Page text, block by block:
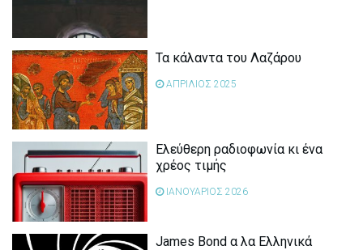
Τα κάλαντα του Λαζάρου
ΑΠΡΙΛΙΟΣ 2025
Ελεύθερη ραδιοφωνία κι ένα
χρέος τιμής
ΙΑΝΟΥΑΡΙΟΣ 2026
James Bond α λα Ελληνικά